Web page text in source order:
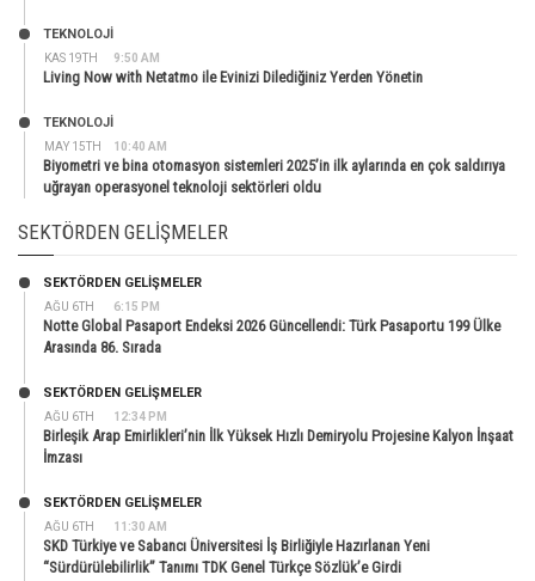
KAS 19TH 9:50 AM
TEKNOLOJİ
Living Now with Netatmo ile Evinizi Dilediğiniz Yerden Yönetin
MAY 15TH 10:40 AM
TEKNOLOJİ
Biyometri ve bina otomasyon sistemleri 2025’in ilk aylarında en çok saldırıya
uğrayan operasyonel teknoloji sektörleri oldu
SEKTÖRDEN GELIŞMELER
AĞU 6TH 6:15 PM
SEKTÖRDEN GELIŞMELER
Notte Global Pasaport Endeksi 2026 Güncellendi: Türk Pasaportu 199 Ülke
Arasında 86. Sırada
AĞU 6TH 12:34 PM
SEKTÖRDEN GELIŞMELER
Birleşik Arap Emirlikleri’nin İlk Yüksek Hızlı Demiryolu Projesine Kalyon İnşaat
İmzası
AĞU 6TH 11:30 AM
SEKTÖRDEN GELIŞMELER
SKD Türkiye ve Sabancı Üniversitesi İş Birliğiyle Hazırlanan Yeni
“Sürdürülebilirlik” Tanımı TDK Genel Türkçe Sözlük’e Girdi